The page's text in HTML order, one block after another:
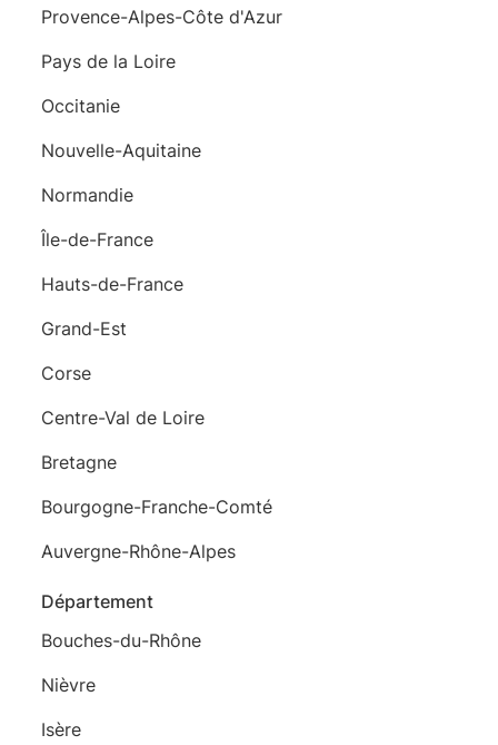
Provence-Alpes-Côte d'Azur
Pays de la Loire
Occitanie
Nouvelle-Aquitaine
Normandie
Île-de-France
Hauts-de-France
Grand-Est
Corse
Centre-Val de Loire
Bretagne
Bourgogne-Franche-Comté
Auvergne-Rhône-Alpes
Département
Bouches-du-Rhône
Nièvre
Isère